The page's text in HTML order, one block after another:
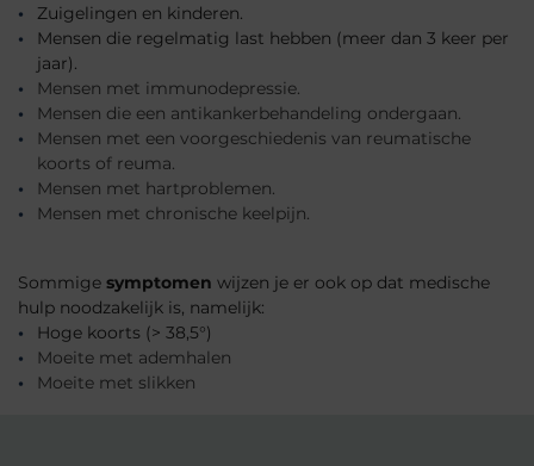
Zuigelingen en kinderen.
Mensen die regelmatig last hebben (meer dan 3 keer per
jaar).
Mensen met immunodepressie.
Mensen die een antikankerbehandeling ondergaan.
Mensen met een voorgeschiedenis van reumatische
koorts of reuma.
Mensen met hartproblemen.
Mensen met chronische keelpijn.
Sommige symptomen wijzen je er ook op dat medische
hulp noodzakelijk is, namelijk:
Hoge koorts (> 38,5°)
Moeite met ademhalen
Moeite met slikken